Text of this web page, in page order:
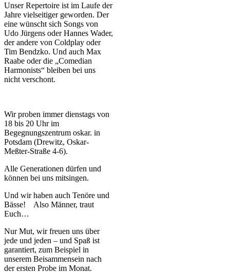
Unser Repertoire ist im Laufe der
Jahre vielseitiger geworden. Der
eine wünscht sich Songs von
Udo Jürgens oder Hannes Wader,
der andere von Coldplay oder
Tim Bendzko. Und auch Max
Raabe oder die „Comedian
Harmonists“ bleiben bei uns
nicht verschont.
Wir proben immer dienstags von
18 bis 20 Uhr im
Begegnungszentrum oskar. in
Potsdam (Drewitz, Oskar-
Meßter-Straße 4-6).
Alle Generationen dürfen und
können bei uns mitsingen.
Und wir haben auch Tenöre und
Bässe! Also Männer, traut
Euch…
Nur Mut, wir freuen uns über
jede und jeden – und Spaß ist
garantiert, zum Beispiel in
unserem Beisammensein nach
der ersten Probe im Monat.